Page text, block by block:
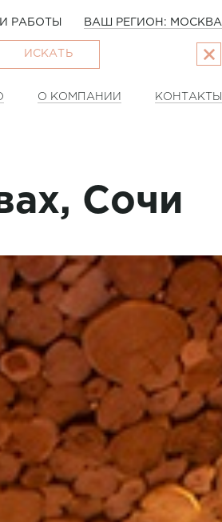
РАБОТЫ ВАШ РЕГИОН: МОСКВА
ИСКАТЬ
О КОМПАНИИ КОНТАКТЫ
Сочи